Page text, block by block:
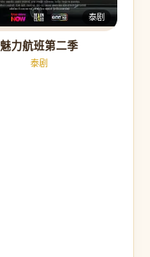
泰剧
魅力航班第二季
泰剧